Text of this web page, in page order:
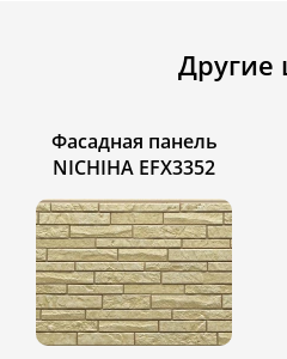
Другие
Фасадная панель
NICHIHA EFX3352